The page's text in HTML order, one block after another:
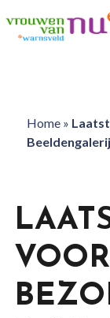
Home»